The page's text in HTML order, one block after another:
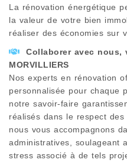
La rénovation énergétique
la valeur de votre bien
réaliser des économies sur
Collaborer avec
MORVILLIERS
Nos experts en rénovation
personnalisée pour chaque
notre savoir-faire
réalisés dans le respect
nous vous accompagnons
administratives, soulageant
stress associé à de tels